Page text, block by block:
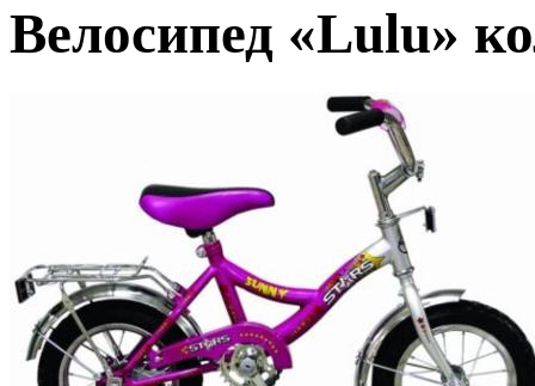
колеса
12
Велосипед «Lulu»